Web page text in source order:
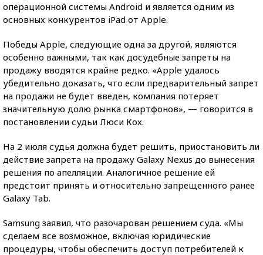
операционной системы Android и является одним из
основных конкурентов iPad от Apple.
Победы Apple, следующие одна за другой, являются
особенно важными, так как досудебные запреты на
продажу вводятся крайне редко. «Apple удалось
убедительно доказать, что если предварительный запрет
на продажи не будет введен, компания потеряет
значительную долю рынка смартфонов», — говорится в
постановлении судьи Люси Кох.
На 2 июля судья должна будет решить, приостановить ли
действие запрета на продажу Galaxy Nexus до вынесения
решения по апелляции. Аналогичное решение ей
предстоит принять и относительно запрещенного ранее
Galaxy Tab.
Samsung заявил, что разочарован решением суда. «Мы
сделаем все возможное, включая юридические
процедуры, чтобы обеспечить доступ потребителей к